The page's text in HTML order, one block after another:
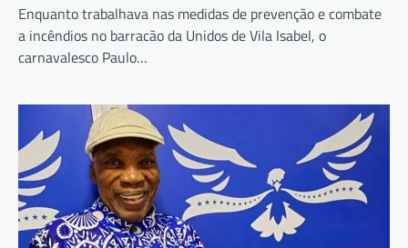
Enquanto trabalhava nas medidas de prevenção e combate
a incêndios no barracão da Unidos de Vila Isabel, o
carnavalesco Paulo…